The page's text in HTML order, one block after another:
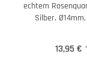
echtem
Silber,
13,95 €